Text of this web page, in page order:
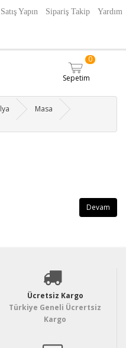
Yapın Sipariş Takip Yardım
0
Sepetim
Masa
Devam
Ücretsiz Kargo
Türkiye Geneli Ücrertsiz
Kargo